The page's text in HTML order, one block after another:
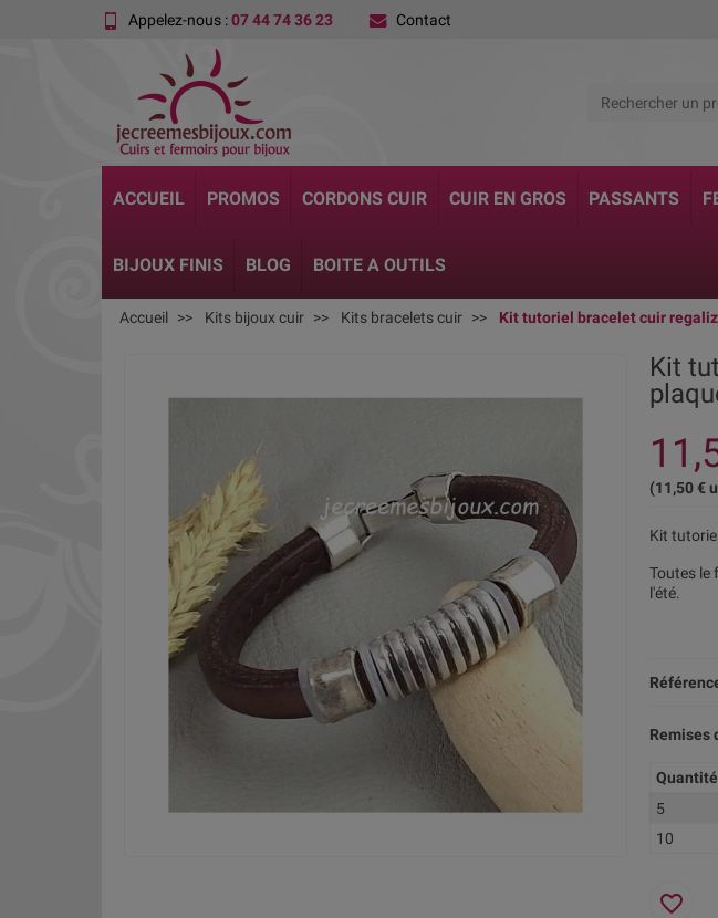
Appelez-nous :07 44 74 36 23 Contact
ACCUEIL PROMOS CORDONS CUIR CUIR EN GROS PASSANTS
BIJOUX FINIS BLOG BOITE A OUTILS
Accueil Kits bijoux cuir Kits bracelets cuir Kit tutoriel bracelet cuir
Kit
(11,50 €
Kit
Toutes le
l'été.
Remises
Quantité
5
10
favorite_border